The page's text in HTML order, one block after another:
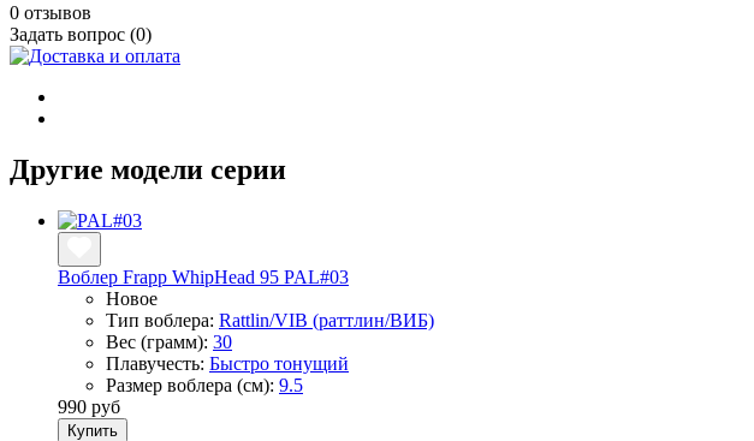
0 отзывов
Задать вопрос (0)
Другие модели серии
Воблер Frapp WhipHead 95 PAL#03
Новое
Тип воблера: Rattlin/VIB (раттлин/ВИБ)
Вес (грамм): 30
Плавучесть: Быстро тонущий
Размер воблера (см): 9.5
990 руб
Купить